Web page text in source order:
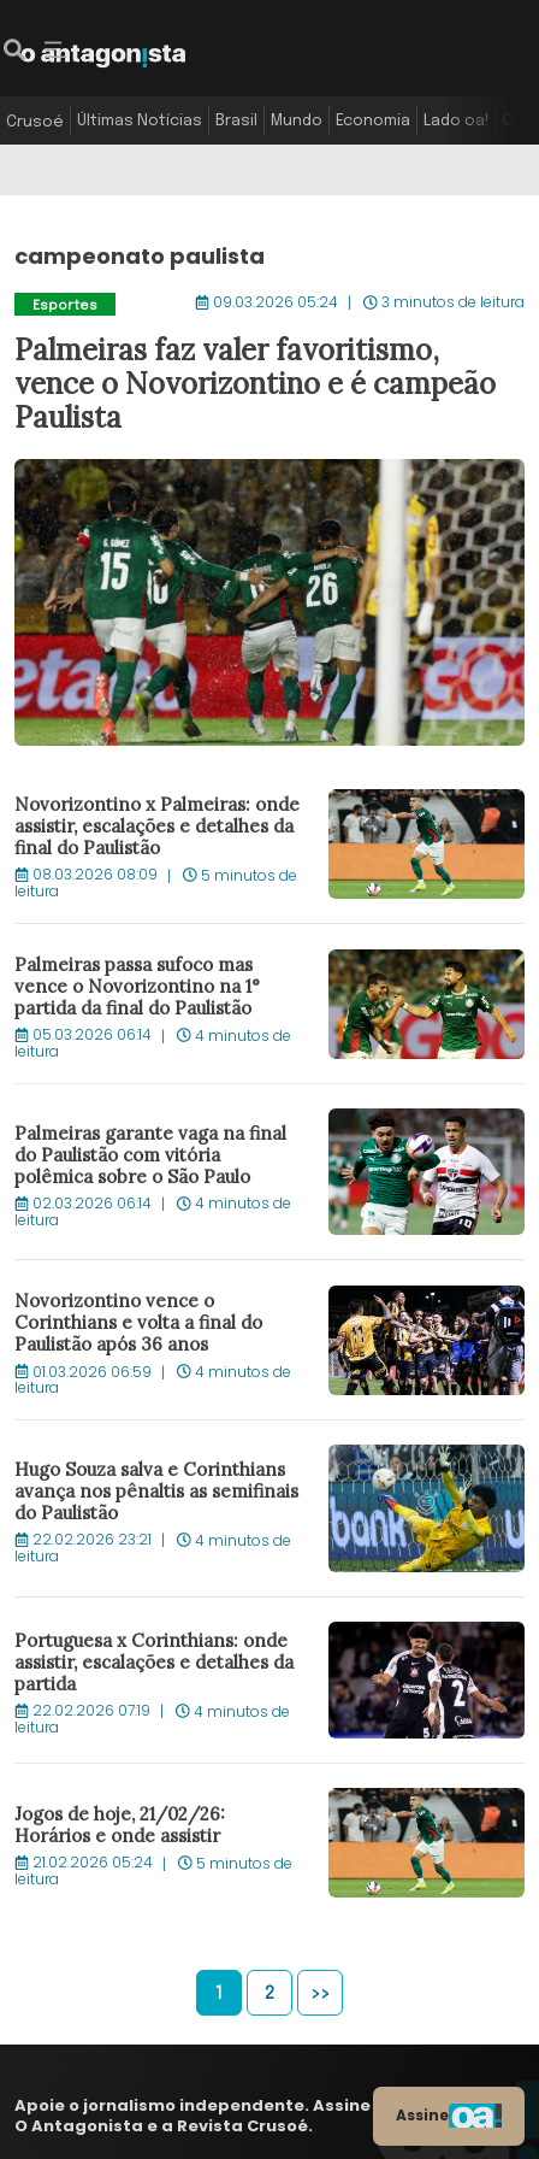
Crusoé Últimas Notícias Brasil Mundo Economia Lado oa!
campeonato paulista
Esportes 09.03.2026 05:24 3 minutos de leitura
Palmeiras faz valer favoritismo,
vence o Novorizontino e é campeão
Paulista
Novorizontino x Palmeiras: onde
assistir, escalações e detalhes da
final do Paulistão
08.03.2026 08:09 5 minutos de
leitura
Palmeiras passa sufoco mas
vence o Novorizontino na 1°
partida da final do Paulistão
05.03.2026 06:14 4 minutos de
leitura
Palmeiras garante vaga na final
do Paulistão com vitória
polêmica sobre o São Paulo
02.03.2026 06:14 4 minutos de
leitura
Novorizontino vence o
Corinthians e volta a final do
Paulistão após 36 anos
01.03.2026 06:59 4 minutos de
leitura
Hugo Souza salva e Corinthians
avança nos pênaltis as semifinais
do Paulistão
22.02.2026 23:21 4 minutos de
leitura
Portuguesa x Corinthians: onde
assistir, escalações e detalhes da
partida
22.02.2026 07:19 4 minutos de
leitura
Jogos de hoje, 21/02/26:
Horários e onde assistir
21.02.2026 05:24 5 minutos de
leitura
1 2 >>
Apoie o jornalismo independente. Assine
O Antagonista e a Revista Crusoé.
Assine